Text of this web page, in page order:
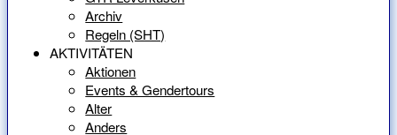
Archiv
Regeln (SHT)
AKTIVITÄTEN
Aktionen
Events & Gendertours
Alter
Anders